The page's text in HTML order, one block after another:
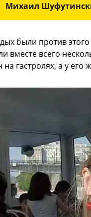
Михаил
были против
вместе всего
на гастролях, а у